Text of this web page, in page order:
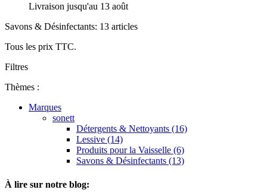
Livraison jusqu'au 13 août
Savons & Désinfectants: 13 articles
Tous les prix TTC.
Filtres
Thèmes :
Marques
sonett
Détergents & Nettoyants (16)
Lessive (14)
Produits pour la Vaisselle (6)
Savons & Désinfectants (13)
À lire sur notre blog: